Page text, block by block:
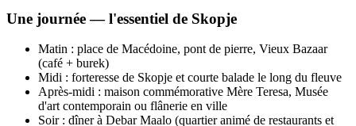
Une journée — l'essentiel de Skopje
Matin : place de Macédoine, pont de pierre, Vieux Bazaar
(café + burek)
Midi : forteresse de Skopje et courte balade le long du fleuve
Après‑midi : maison commémorative Mère Teresa, Musée
d'art contemporain ou flânerie en ville
Soir : dîner à Debar Maalo (quartier animé de restaurants et